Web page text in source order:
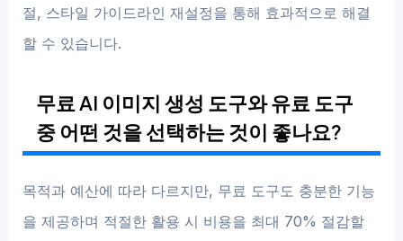
절, 스타일 가이드라인 재설정을 통해 효과적으로 해결
할 수 있습니다.
무료 AI 이미지 생성 도구와 유료 도구
중 어떤 것을 선택하는 것이 좋나요?
목적과 예산에 따라 다르지만, 무료 도구도 충분한 기능
을 제공하며 적절한 활용 시 비용을 최대 70% 절감할